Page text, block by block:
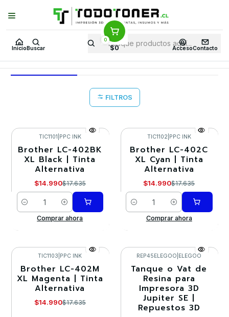
Inicio Buscar
0
$0 AccesoContacto
Puedes Elegir: Comprar enTienda· Despachoa Todo Chile · Retiro en
Tienda en24 Horas
Inicio Ofertas CD 30 en TodoToner
Ofertas CD 30 en TodoToner
FILTROS
-15%
TIC1101 PPC INK
Brother LC-402BK
XL Black | Tinta
Alternativa
$14.990$17.635
Cantidad
Comprar ahora
-15%
TIC1102 PPC INK
Brother LC-402C
XL Cyan | Tinta
Alternativa
$14.990$17.635
Cantidad
Comprar ahora
-15%
TIC1103 PPC INK
Brother LC-402M
XL Magenta | Tinta
Alternativa
$14.990$17.635
-20%
REP45ELEGOO ELEGOO
Tanque o Vat de
Resina para
Impresora 3D
Jupiter SE |
Repuestos 3D